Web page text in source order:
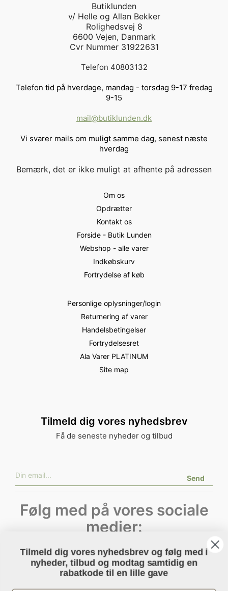
Butiklunden
v/ Helle og Allan Bekker
Rolighedsvej 8
6600 Vejen, Danmark
Cvr Nummer 31922631
Telefon 40803132
Telefon tid på hverdage, mandag - torsdag 9-17 fredag
9-15
mail@butiklunden.dk
Vi svarer mails om muligt samme dag, senest næste
hverdag
Bemærk, det er ikke muligt at afhente på adressen
Om os
Opdrætter
Kontakt os
Forside - Butik Lunden
Webshop - alle varer
Indkøbskurv
Fortrydelse af køb
Personlige oplysninger/login
Returnering af varer
Handelsbetingelser
Fortrydelsesret
Ala Varer PLATINUM
Site map
Tilmeld dig vores nyhedsbrev
Få de seneste nyheder og tilbud
Send
Følg med på vores sociale
medier:
Instagram
Facebook
Tilmeld dig vores nyhedsbrev og følg med i
nyheder, tilbud og modtag samtidig en
rabatkode til en lille gave